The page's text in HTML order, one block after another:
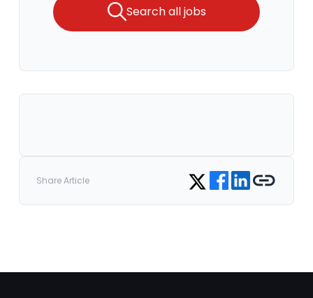
Search all jobs
Share Article Share on Twitter
Share on Facebook
Share on LinkedIn
Copy link